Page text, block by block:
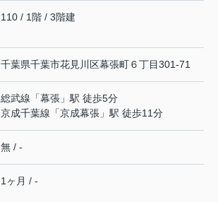
110 / 1階 / 3階建
千葉県千葉市花見川区幕張町６丁目301-71
総武線 「幕張 」駅 徒歩5分
京成千葉線 「京成幕張 」駅 徒歩11分
無 / -
1ヶ月 / -